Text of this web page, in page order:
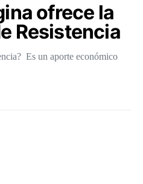
ofrece la
Resistencia
Es un aporte económico